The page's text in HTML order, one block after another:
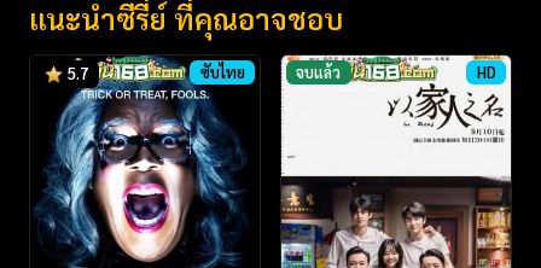
แนะนำซีรี่ย์ ที่คุณอาจชอบ
5.7 ซับไทย จบแล้ว HD